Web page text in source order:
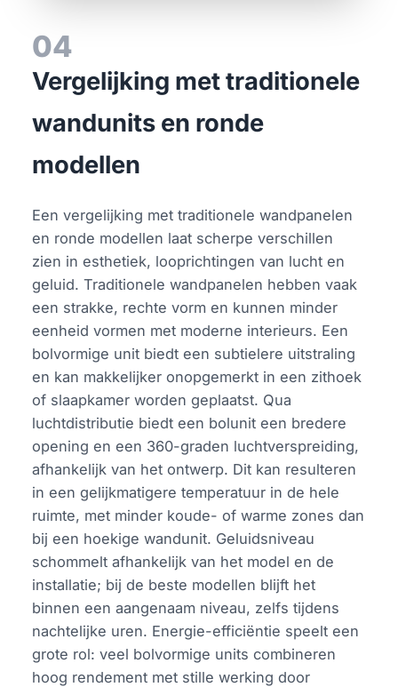
04
Vergelijking met traditionele
wandunits en ronde
modellen
Een vergelijking met traditionele wandpanelen
en ronde modellen laat scherpe verschillen
zien in esthetiek, looprichtingen van lucht en
geluid. Traditionele wandpanelen hebben vaak
een strakke, rechte vorm en kunnen minder
eenheid vormen met moderne interieurs. Een
bolvormige unit biedt een subtielere uitstraling
en kan makkelijker onopgemerkt in een zithoek
of slaapkamer worden geplaatst. Qua
luchtdistributie biedt een bolunit een bredere
opening en een 360-graden luchtverspreiding,
afhankelijk van het ontwerp. Dit kan resulteren
in een gelijkmatigere temperatuur in de hele
ruimte, met minder koude- of warme zones dan
bij een hoekige wandunit. Geluidsniveau
schommelt afhankelijk van het model en de
installatie; bij de beste modellen blijft het
binnen een aangenaam niveau, zelfs tijdens
nachtelijke uren. Energie-efficiëntie speelt een
grote rol: veel bolvormige units combineren
hoog rendement met stille werking door